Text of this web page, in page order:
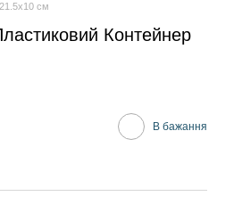
см
Контейнер
В бажання